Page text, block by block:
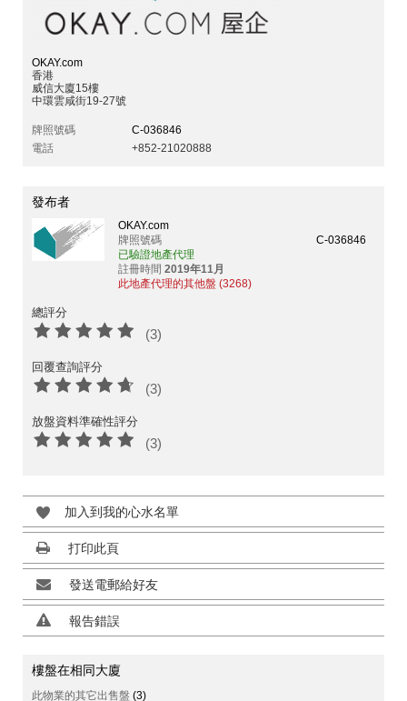
OKAY.com
香港
威信大廈15樓
中環雲咸街19-27號
牌照號碼
C-036846
電話
+852-21020888
發布者
OKAY.com
牌照號碼
C-036846
已驗證地產代理
註冊時間 2019年11月
此地產代理的其他盤 (3268)
總評分
(3)
回覆查詢評分
(3)
放盤資料準確性評分
(3)
加入到我的心水名單
打印此頁
發送電郵給好友
報告錯誤
樓盤在相同大廈
此物業的其它出售盤 (3)